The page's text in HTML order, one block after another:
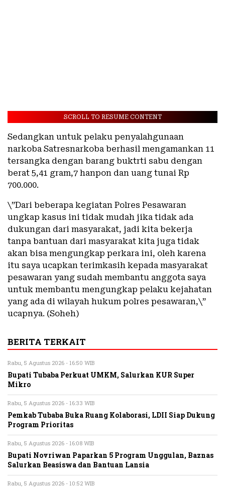
SCROLL TO RESUME CONTENT
Sedangkan untuk pelaku penyalahgunaan
narkoba Satresnarkoba berhasil mengamankan 11
tersangka dengan barang buktrti sabu dengan
berat 5,41 gram,7 hanpon dan uang tunai Rp
700.000.
\”Dari beberapa kegiatan Polres Pesawaran
ungkap kasus ini tidak mudah jika tidak ada
dukungan dari masyarakat, jadi kita bekerja
tanpa bantuan dari masyarakat kita juga tidak
akan bisa mengungkap perkara ini, oleh karena
itu saya ucapkan terimkasih kepada masyarakat
pesawaran yang sudah membantu anggota saya
untuk membantu mengungkap pelaku kejahatan
yang ada di wilayah hukum polres pesawaran,\”
ucapnya. (Soheh)
BERITA TERKAIT
Rabu, 5 Agustus 2026 - 16:50 WIB
Bupati Tubaba Perkuat UMKM, Salurkan KUR Super
Mikro
Rabu, 5 Agustus 2026 - 16:33 WIB
Pemkab Tubaba Buka Ruang Kolaborasi, LDII Siap Dukung
Program Prioritas
Rabu, 5 Agustus 2026 - 16:08 WIB
Bupati Novriwan Paparkan 5 Program Unggulan, Baznas
Salurkan Beasiswa dan Bantuan Lansia
Rabu, 5 Agustus 2026 - 10:52 WIB